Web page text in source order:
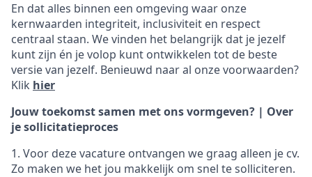
En dat alles binnen een omgeving waar onze
kernwaarden integriteit, inclusiviteit en respect
centraal staan. We vinden het belangrijk dat je jezelf
kunt zijn én je volop kunt ontwikkelen tot de beste
versie van jezelf. Benieuwd naar al onze voorwaarden?
Klik hier
Jouw toekomst samen met ons vormgeven? | Over
je sollicitatieproces
1. Voor deze vacature ontvangen we graag alleen je cv.
Zo maken we het jou makkelijk om snel te solliciteren.